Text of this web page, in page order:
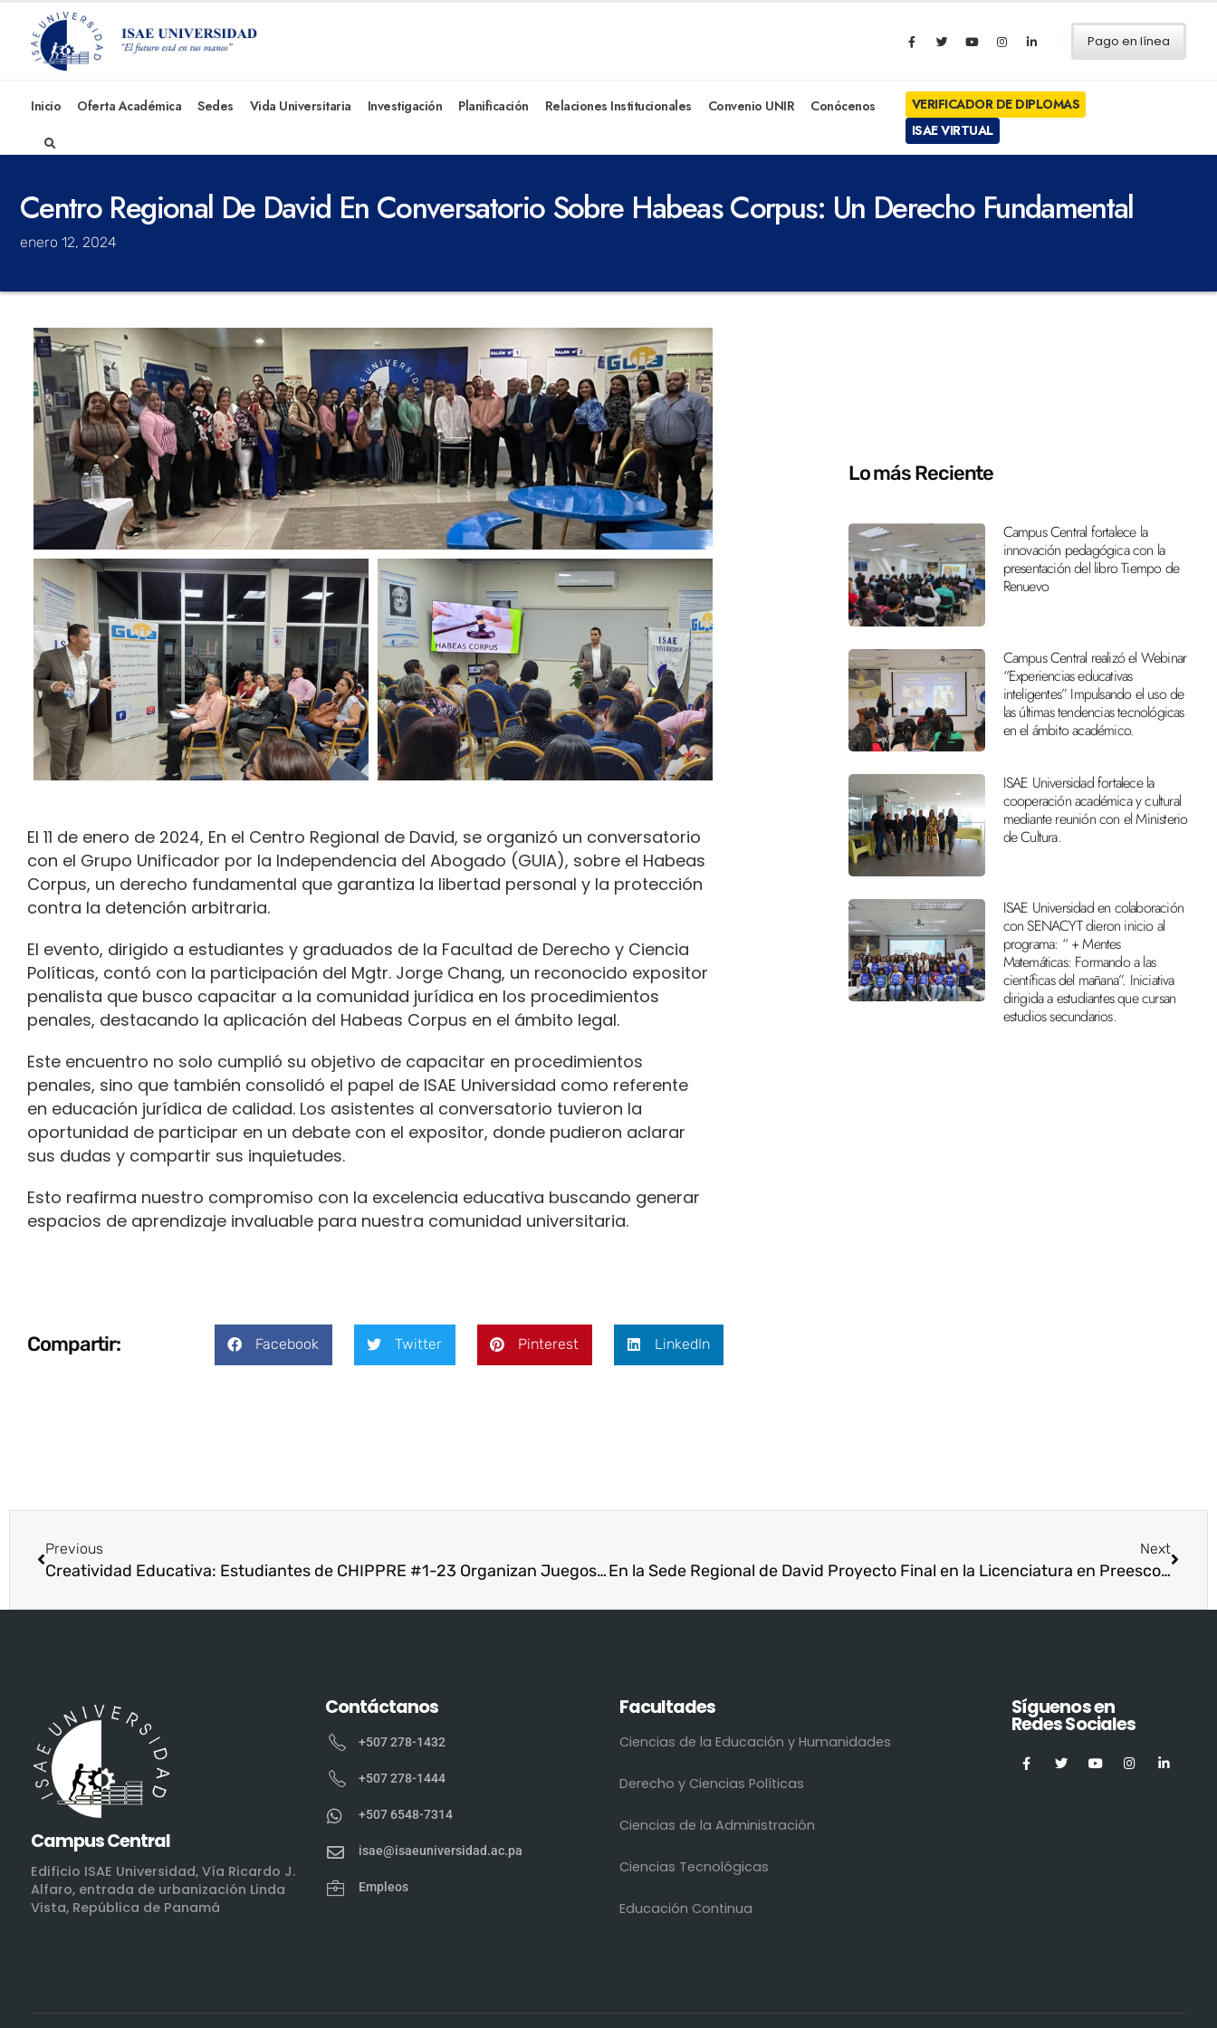
Pago en línea
Inicio Oferta Académica Sedes Vida Universitaria Investigación Planificación Relaciones Institucionales Convenio UNIR Conócenos
VERIFICADOR DE DIPLOMAS
ISAE VIRTUAL
Centro Regional De David En Conversatorio Sobre Habeas Corpus: Un Derecho Fundamental
enero 12, 2024
El 11 de enero de 2024, En el Centro Regional de David, se organizó un conversatorio
con el Grupo Unificador por la Independencia del Abogado (GUIA), sobre el Habeas
Corpus, un derecho fundamental que garantiza la libertad personal y la protección
contra la detención arbitraria.
El evento, dirigido a estudiantes y graduados de la Facultad de Derecho y Ciencia
Políticas, contó con la participación del Mgtr. Jorge Chang, un reconocido expositor
penalista que busco capacitar a la comunidad jurídica en los procedimientos
penales, destacando la aplicación del Habeas Corpus en el ámbito legal.
Este encuentro no solo cumplió su objetivo de capacitar en procedimientos
penales, sino que también consolidó el papel de ISAE Universidad como referente
en educación jurídica de calidad. Los asistentes al conversatorio tuvieron la
oportunidad de participar en un debate con el expositor, donde pudieron aclarar
sus dudas y compartir sus inquietudes.
Esto reafirma nuestro compromiso con la excelencia educativa buscando generar
espacios de aprendizaje invaluable para nuestra comunidad universitaria.
Compartir: Facebook Twitter Pinterest LinkedIn
Lo más Reciente
Campus Central fortalece la
innovación pedagógica con la
presentación del libro Tiempo de
Renuevo
Campus Central realizó el Webinar
“Experiencias educativas
inteligentes” Impulsando el uso de
las últimas tendencias tecnológicas
en el ámbito académico.
ISAE Universidad fortalece la
cooperación académica y cultural
mediante reunión con el Ministerio
de Cultura.
ISAE Universidad en colaboración
con SENACYT dieron inicio al
programa: “ + Mentes
Matemáticas: Formando a las
científicas del mañana”. Iniciativa
dirigida a estudiantes que cursan
estudios secundarios.
Previous
Creatividad Educativa: Estudiantes de CHIPPRE #1-23 Organizan Juegos Didácticos y Rincones de Aprendizaje
Next
En la Sede Regional de David Proyecto Final en la Licenciatura en Preescolar grupo DAVLEPRE 2-23
Campus Central
Edificio ISAE Universidad, Vía Ricardo J.
Alfaro, entrada de urbanización Linda
Vista, República de Panamá
Contáctanos
+507 278-1432
+507 278-1444
+507 6548-7314
isae@isaeuniversidad.ac.pa
Empleos
Facultades
Ciencias de la Educación y Humanidades
Derecho y Ciencias Políticas
Ciencias de la Administración
Ciencias Tecnológicas
Educación Continua
Síguenos en
Redes Sociales